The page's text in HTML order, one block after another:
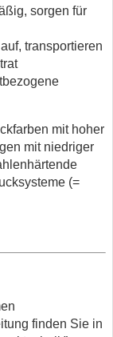
sorgen für
transportieren
mit hoher
mit niedriger
(=
finden Sie in